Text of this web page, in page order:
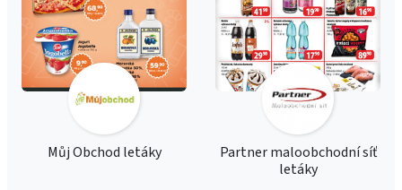
Můj Obchod letáky
Partner maloobchodní síť
letáky